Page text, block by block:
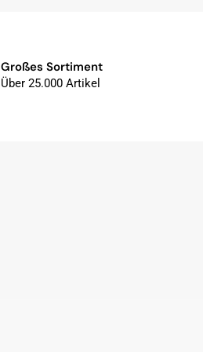
Großes Sortiment
Über 25.000 Artikel